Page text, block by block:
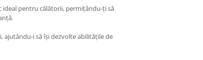
ideal pentru călătorii, permițându-ți să
ajutându-i să își dezvolte abilitățile de